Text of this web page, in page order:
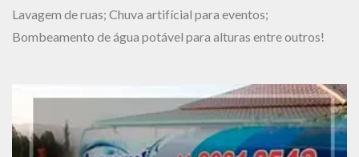
Lavagem de ruas; Chuva artifícial para eventos;
Bombeamento de água potável para alturas entre outros!